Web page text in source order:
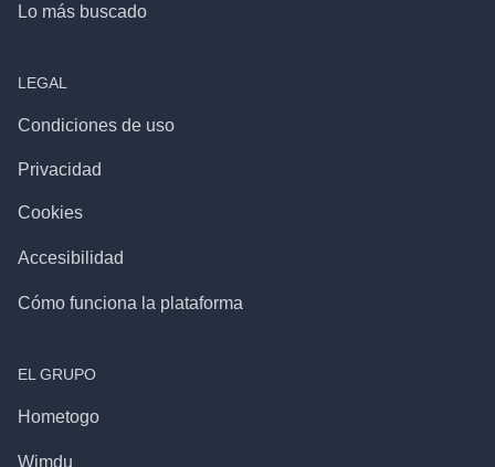
Lo más buscado
LEGAL
Condiciones de uso
Privacidad
Cookies
Accesibilidad
Cómo funciona la plataforma
EL GRUPO
Hometogo
Wimdu